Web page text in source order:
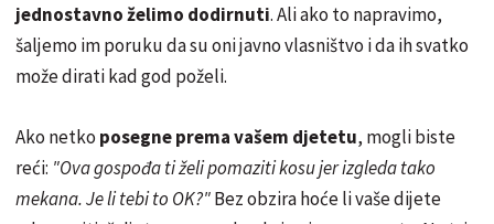
jednostavno želimo dodirnuti. Ali ako to napravimo,
šaljemo im poruku da su oni javno vlasništvo i da ih svatko
može dirati kad god poželi.
Ako netko posegne prema vašem djetetu, mogli biste
reći: "Ova gospođa ti želi pomaziti kosu jer izgleda tako
mekana. Je li tebi to OK?"Bez obzira hoće li vaše dijete